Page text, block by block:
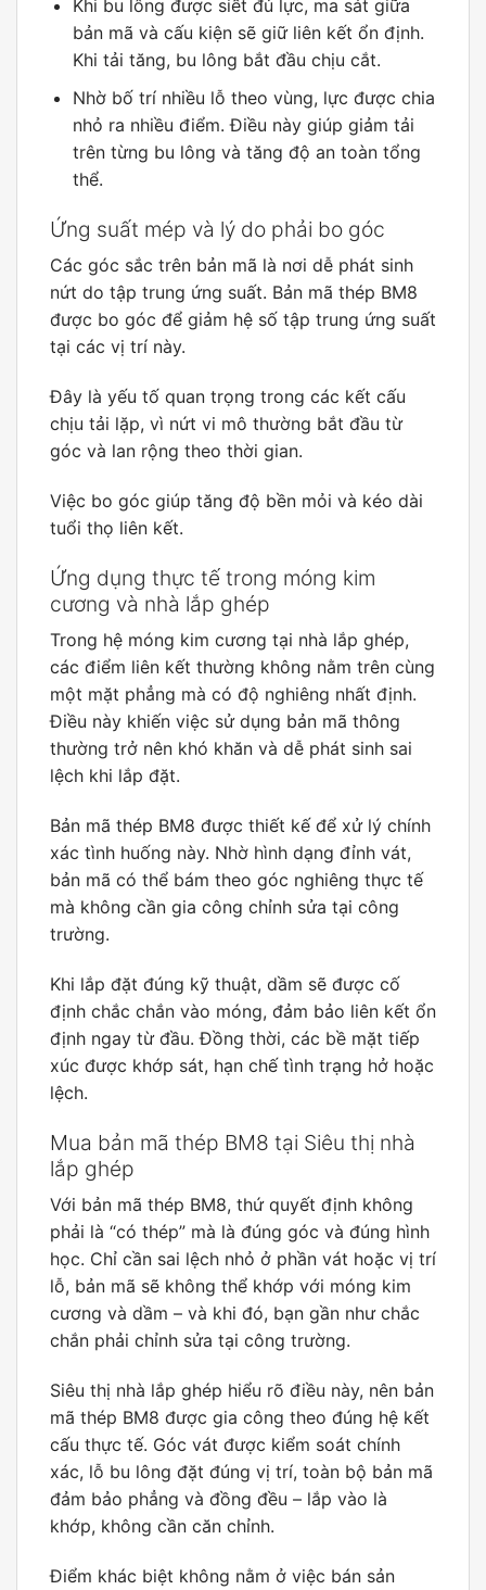
Khi bu lông được siết đủ lực, ma sát giữa
bản mã và cấu kiện sẽ giữ liên kết ổn định.
Khi tải tăng, bu lông bắt đầu chịu cắt.
Nhờ bố trí nhiều lỗ theo vùng, lực được chia
nhỏ ra nhiều điểm. Điều này giúp giảm tải
trên từng bu lông và tăng độ an toàn tổng
thể.
Ứng suất mép và lý do phải bo góc
Các góc sắc trên bản mã là nơi dễ phát sinh
nứt do tập trung ứng suất. Bản mã thép BM8
được bo góc để giảm hệ số tập trung ứng suất
tại các vị trí này.
Đây là yếu tố quan trọng trong các kết cấu
chịu tải lặp, vì nứt vi mô thường bắt đầu từ
góc và lan rộng theo thời gian.
Việc bo góc giúp tăng độ bền mỏi và kéo dài
tuổi thọ liên kết.
Ứng dụng thực tế trong móng kim
cương và nhà lắp ghép
Trong hệ móng kim cương tại nhà lắp ghép,
các điểm liên kết thường không nằm trên cùng
một mặt phẳng mà có độ nghiêng nhất định.
Điều này khiến việc sử dụng bản mã thông
thường trở nên khó khăn và dễ phát sinh sai
lệch khi lắp đặt.
Bản mã thép BM8 được thiết kế để xử lý chính
xác tình huống này. Nhờ hình dạng đỉnh vát,
bản mã có thể bám theo góc nghiêng thực tế
mà không cần gia công chỉnh sửa tại công
trường.
Khi lắp đặt đúng kỹ thuật, dầm sẽ được cố
định chắc chắn vào móng, đảm bảo liên kết ổn
định ngay từ đầu. Đồng thời, các bề mặt tiếp
xúc được khớp sát, hạn chế tình trạng hở hoặc
lệch.
Mua bản mã thép BM8 tại Siêu thị nhà
lắp ghép
Với bản mã thép BM8, thứ quyết định không
phải là “có thép” mà là đúng góc và đúng hình
học. Chỉ cần sai lệch nhỏ ở phần vát hoặc vị trí
lỗ, bản mã sẽ không thể khớp với móng kim
cương và dầm – và khi đó, bạn gần như chắc
chắn phải chỉnh sửa tại công trường.
Siêu thị nhà lắp ghép hiểu rõ điều này, nên bản
mã thép BM8 được gia công theo đúng hệ kết
cấu thực tế. Góc vát được kiểm soát chính
xác, lỗ bu lông đặt đúng vị trí, toàn bộ bản mã
đảm bảo phẳng và đồng đều – lắp vào là
khớp, không cần căn chỉnh.
Điểm khác biệt không nằm ở việc bán sản